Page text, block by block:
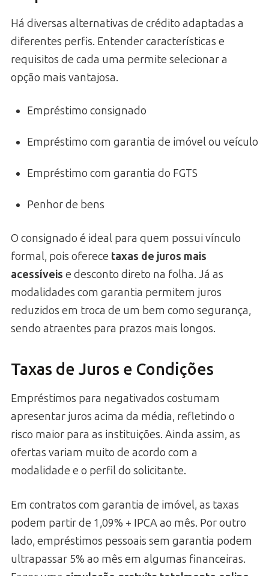
Há diversas alternativas de crédito adaptadas a
diferentes perfis. Entender características e
requisitos de cada uma permite selecionar a
opção mais vantajosa.
Empréstimo consignado
Empréstimo com garantia de imóvel ou veículo
Empréstimo com garantia do FGTS
Penhor de bens
O consignado é ideal para quem possui vínculo
formal, pois oferece taxas de juros mais
acessíveis e desconto direto na folha. Já as
modalidades com garantia permitem juros
reduzidos em troca de um bem como segurança,
sendo atraentes para prazos mais longos.
Taxas de Juros e Condições
Empréstimos para negativados costumam
apresentar juros acima da média, refletindo o
risco maior para as instituições. Ainda assim, as
ofertas variam muito de acordo com a
modalidade e o perfil do solicitante.
Em contratos com garantia de imóvel, as taxas
podem partir de 1,09% + IPCA ao mês. Por outro
lado, empréstimos pessoais sem garantia podem
ultrapassar 5% ao mês em algumas financeiras.